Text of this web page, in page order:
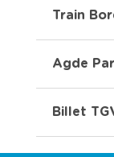
Train
Agde
Billet